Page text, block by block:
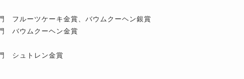
フルーツケーキ金賞、バウムクーヘン銀賞
バウムクーヘン金賞
シュトレン金賞